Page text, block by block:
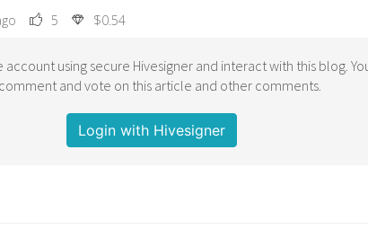
5 $0.54
account using secure Hivesigner and interact with this blog.
and vote on this article and other comments.
Login with Hivesigner